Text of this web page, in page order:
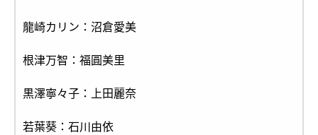
龍崎カリン：沼倉愛美
根津万智：福圓美里
黒澤寧々子：上田麗奈
若葉葵：石川由依